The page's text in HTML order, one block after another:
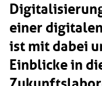
einer
ist mit dabei
Einblicke in